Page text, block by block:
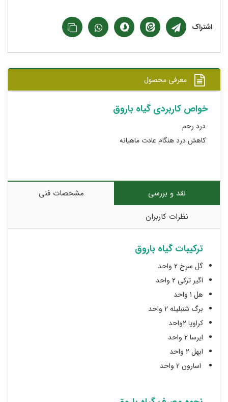
اشتراک
معرفی محصول
خواص کاربردی گیاه باروق
درد رحم
کاهش درد هنگام عادت ماهیانه
نقد و بررسی
مشخصات فنی
نظرات کاربران
ترکیبات گیاه باروق
گل سرخ 2 واحد
اگیر ترکی 2 واحد
هل 1 واحد
برگ شنبلیله 2 واحد
کراویا 2واحد
ایرسا 2 واحد
ابهل 2 واحد
اسارون 2 واحد